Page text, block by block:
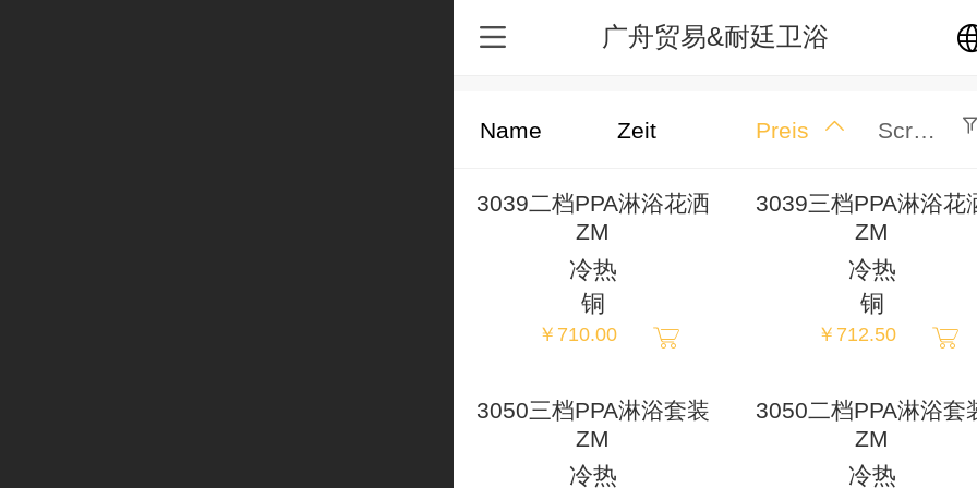
广舟贸易&耐廷卫浴
繁体
日本語
Español
Name Zeit Preis Screening
3039二档PPA淋浴花洒
ZM
冷热
铜
￥710.00
3039三档PPA淋浴花
ZM
冷热
铜
￥712.50
3050三档PPA淋浴套装
ZM
冷热
3050二档PPA淋浴套
ZM
冷热